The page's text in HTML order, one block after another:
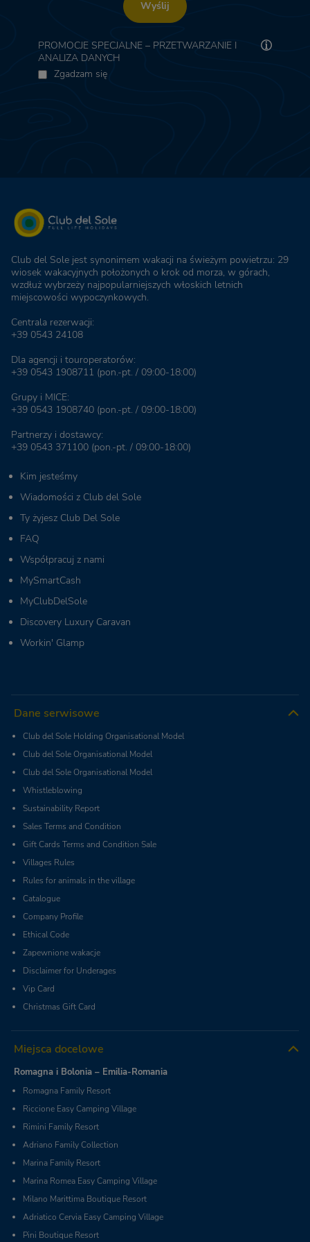
Wyślij
PROMOCJE SPECJALNE – PRZETWARZANIE I
ANALIZA DANYCH
Zgadzam się
Club del Sole jest synonimem wakacji na świeżym powietrzu: 29
wiosek wakacyjnych położonych o krok od morza, w górach,
wzdłuż wybrzeży najpopularniejszych włoskich letnich
miejscowości wypoczynkowych.
Centrala rezerwacji:
+39 0543 24108
Dla agencji i touroperatorów:
+39 0543 1908711 (pon.-pt. / 09:00-18:00)
Grupy i MICE:
+39 0543 1908740 (pon.-pt. / 09:00-18:00)
Partnerzy i dostawcy:
+39 0543 371100 (pon.-pt. / 09:00-18:00)
Kim jesteśmy
Wiadomości z Club del Sole
Ty żyjesz Club Del Sole
FAQ
Współpracuj z nami
MySmartCash
MyClubDelSole
Discovery Luxury Caravan
Workin' Glamp
Dane serwisowe
Club del Sole Holding Organisational Model
Club del Sole Organisational Model
Club del Sole Organisational Model
Whistleblowing
Sustainability Report
Sales Terms and Condition
Gift Cards Terms and Condition Sale
Villages Rules
Rules for animals in the village
Catalogue
Company Profile
Ethical Code
Zapewnione wakacje
Disclaimer for Underages
Vip Card
Christmas Gift Card
Miejsca docelowe
Romagna i Bolonia – Emilia-Romania
Romagna Family Resort
Riccione Easy Camping Village
Rimini Family Resort
Adriano Family Collection
Marina Family Resort
Marina Romea Easy Camping Village
Milano Marittima Boutique Resort
Adriatico Cervia Easy Camping Village
Pini Boutique Resort